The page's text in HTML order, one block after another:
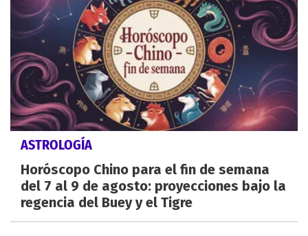
ASTROLOGÍA
Horóscopo Chino para el fin de semana
del 7 al 9 de agosto: proyecciones bajo la
regencia del Buey y el Tigre